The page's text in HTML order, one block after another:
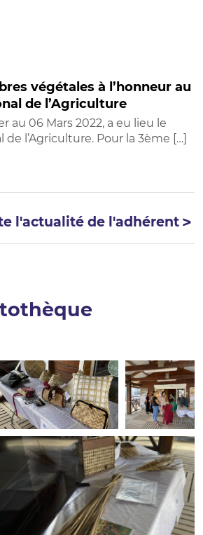
végétales à l’honneur au
de l’Agriculture
au 06 Mars 2022, a eu lieu le
l’Agriculture. Pour la 3ème […]
l'actualité de l'adhérent